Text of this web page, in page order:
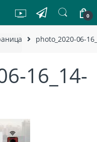
0
photo_2020-06-
16_14-